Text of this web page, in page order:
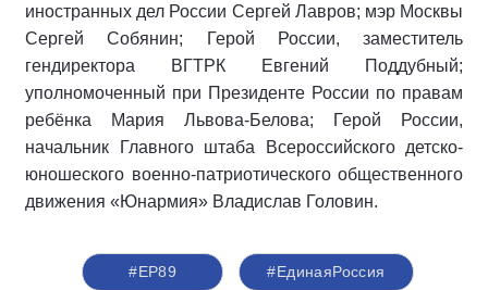
иностранных дел России Сергей Лавров; мэр Москвы
Сергей Собянин; Герой России, заместитель
гендиректора ВГТРК Евгений Поддубный;
уполномоченный при Президенте России по правам
ребёнка Мария Львова-Белова; Герой России,
начальник Главного штаба Всероссийского детско-
юношеского военно-патриотического общественного
движения «Юнармия» Владислав Головин.
#ЕР89 #‎ЕдинаяРоссия